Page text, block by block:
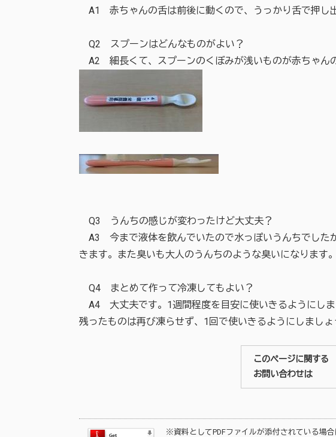
A1 赤ちゃんの舌は前後に動くので、うっかり舌で押し
Q2 スプーンはどんなものがよい？
A2 細長くて、スプーンのくぼみが浅いものが赤ちゃん
Q3 うんちの感じが変わったけど大丈夫？
A3 今まで液体を飲んでいたので水っぽいうんちでした
きます。また臭いも大人のうんちのような臭いになります。
Q4 まとめて作って冷凍してもよい？
A4 大丈夫です。1週間程度を目安に使いきるようにしま
残ったものは再び凍らせず、1回で使いきるようにしましょ
このページに関する
お問い合わせは
※資料としてPDFファイルが添付されている場合